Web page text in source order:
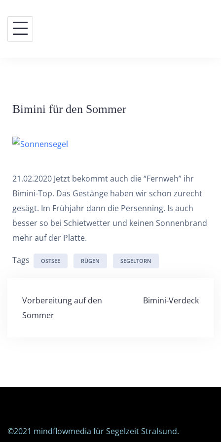
content
Bimini für den Sommer
21.02.2020 Jetzt bekommt auch die “Fernweh” ihr
Bimini-Top. Das Gestänge haben wir schon zurecht
gesägt. Im Frühjahr dann die Persenning. Is auch
besser so bei Schietwetter und keinen Sonnenbrand
mehr auf der Platte.
Tags OSTSEE RÜGEN SEGELTORN
Beitragsnavigation
Vorbereitung auf den
Sommer
Bimini-Verdeck
©2021 mindflowmedia für Segelzeit Stralsund.